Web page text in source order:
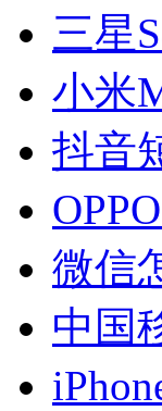
三星
小米
抖音
微信
中国